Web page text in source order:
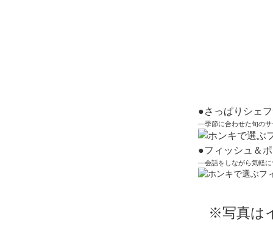
●さっぱりシェ
―季節に合わせた旬のサ
●フィッシュ＆
―会話をしながら気軽に
※写真は